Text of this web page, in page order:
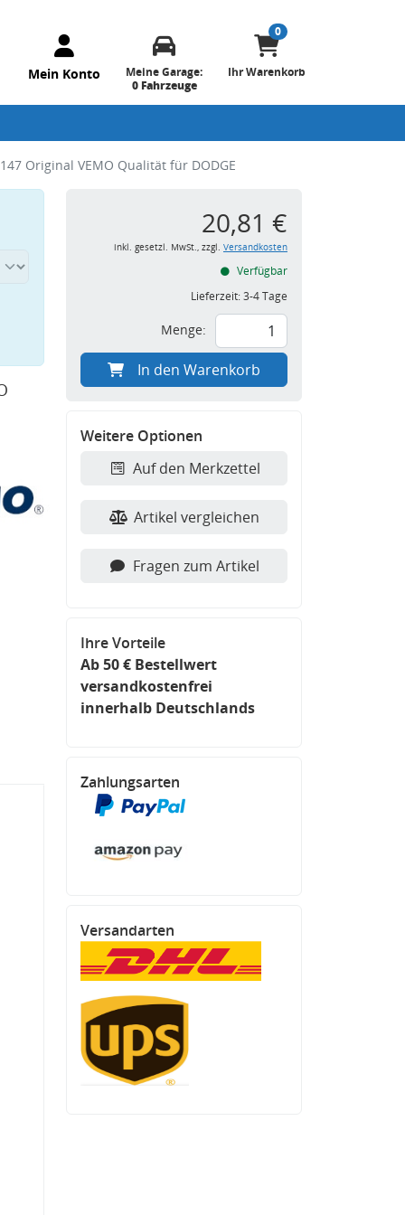
Mein Konto
Meine Garage:
0 Fahrzeuge
0
Ihr Warenkorb
Original VEMO Qualität für DODGE
20,81 €
inkl. gesetzl. MwSt., zzgl. Versandkosten
Verfügbar
Lieferzeit:3-4 Tage
Menge:
In den Warenkorb
Weitere Optionen
Auf den Merkzettel
Artikel vergleichen
Fragen zum Artikel
Ihre Vorteile
Ab 50 € Bestellwert
versandkostenfrei
innerhalb Deutschlands
Zahlungsarten
Versandarten